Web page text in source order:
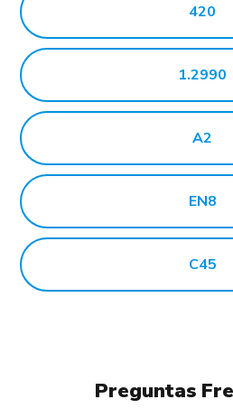
420
1.2990
A2
EN8
C45
Preguntas